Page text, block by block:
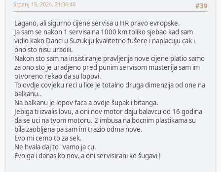
#39
Srpanj 15, 2024, 21:36:40
Lagano, ali sigurno cijene servisa u HR pravo evropske.
Ja sam se nakon 1 servisa na 1000 km toliko sjebao kad sam
vidio kako Danci u Suzukiju kvalitetno fušere i naplacuju cak i
ono sto nisu uradili.
Nakon sto sam na insistiranje pravljenja nove cijene platio samo
za ono sto je uradjeno pred punim servisom musterija sam im
otvoreno rekao da su lopovi.
To ovdje covjeku reci u lice je totalno druga dimenzija od one na
balkanu..
Na balkanu je lopov faca a ovdje šupak i bitanga.
Jebiga ti izvalis lovu, a oni nov motor daju balavcu od 16 godina
da se uci na tvom motoru. 2 imbusa na bocnim plastikama su
bila zaobljena pa sam im trazio odma nove.
Evo mi cemo to za sek.
Ne hvala daj to "vamo ja cu.
Evo ga i danas ko nov, a oni servisirani ko šugavi !